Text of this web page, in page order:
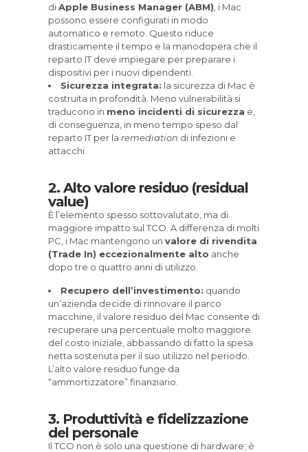
diApple Business Manager (ABM) , i Mac
possono essere configurati in modo
automatico e remoto. Questo riduce
drasticamente il tempo e la manodopera che il
reparto IT deve impiegare per preparare i
dispositivi per i nuovi dipendenti.
Sicurezza integrata: la sicurezza di Mac è
costruita in profondità. Meno vulnerabilità si
traducono in meno incidenti di sicurezza e,
di conseguenza, in meno tempo speso dal
reparto IT per la remediation di infezioni e
attacchi.
2. Alto valore residuo (residual
value)
È l’elemento spesso sottovalutato, ma di
maggiore impatto sul TCO. A differenza di molti
PC, i Mac mantengono un valore di rivendita
(Trade In) eccezionalmente alto anche
dopo tre o quattro anni di utilizzo.
Recupero dell’investimento: quando
un’azienda decide di rinnovare il parco
macchine, il valore residuo del Mac consente di
recuperare una percentuale molto maggiore
del costo iniziale, abbassando di fatto la spesa
netta sostenuta per il suo utilizzo nel periodo.
L’alto valore residuo funge da
“ammortizzatore” finanziario.
3. Produttività e fidelizzazione
del personale
Il TCO non è solo una questione di hardware; è